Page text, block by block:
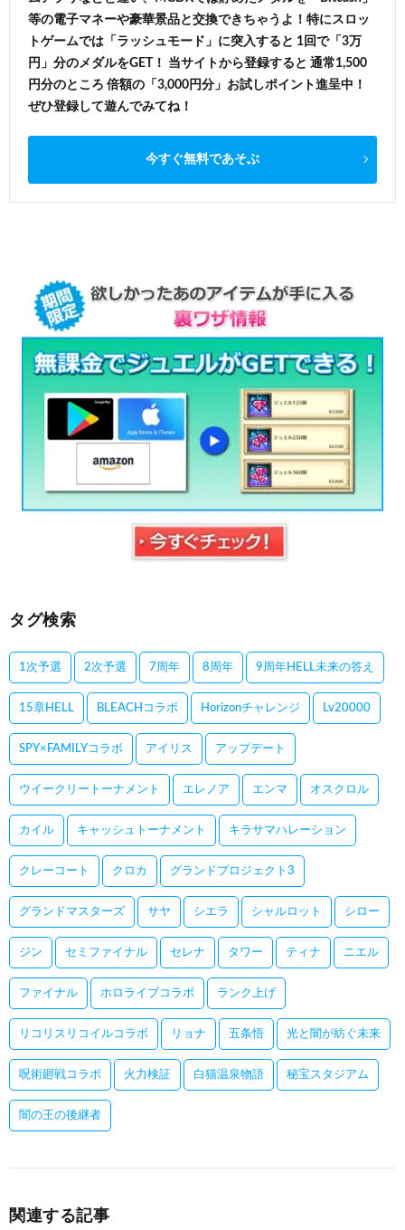
等の電子マネーや豪華景品と交換できちゃうよ！特にスロッ
トゲームでは「ラッシュモード」に突入すると 1回で「3万
円」分のメダルをGET！ 当サイトから登録すると 通常1,500
円分のところ 倍額の「3,000円分」お試しポイント進呈中！
ぜひ登録して遊んでみてね！
今すぐ無料であそぶ
タグ検索
1次予選 2次予選 7周年 8周年 9周年HELL未来の答え
15章HELL BLEACHコラボ Horizonチャレンジ Lv20000
SPY×FAMILYコラボ アイリス アップデート
ウイークリートーナメント エレノア エンマ オスクロル
カイル キャッシュトーナメント キラサマハレーション
クレーコート クロカ グランドプロジェクト3
グランドマスターズ サヤ シエラ シャルロット シロー
ジン セミファイナル セレナ タワー ティナ ニエル
ファイナル ホロライブコラボ ランク上げ
リコリスリコイルコラボ リョナ 五条悟 光と闇が紡ぐ未来
呪術廻戦コラボ 火力検証 白猫温泉物語 秘宝スタジアム
闇の王の後継者
関連する記事